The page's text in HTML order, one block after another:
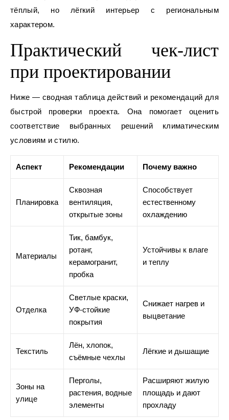
тёплый, но лёгкий интерьер с региональным
характером.
Практический чек‑лист
при проектировании
Ниже — сводная таблица действий и рекомендаций для
быстрой проверки проекта. Она помогает оценить
соответствие выбранных решений климатическим
условиям и стилю.
Аспект Рекомендации Почему важно
Планировка
Сквозная
вентиляция,
открытые зоны
Способствует
естественному
охлаждению
Материалы
Тик, бамбук,
ротанг,
керамогранит,
пробка
Устойчивы к влаге
и теплу
Отделка
Светлые краски,
УФ-стойкие
покрытия
Снижает нагрев и
выцветание
Текстиль
Лён, хлопок,
съёмные чехлы
Лёгкие и дышащие
Зоны на
улице
Перголы,
растения, водные
элементы
Расширяют жилую
площадь и дают
прохладу